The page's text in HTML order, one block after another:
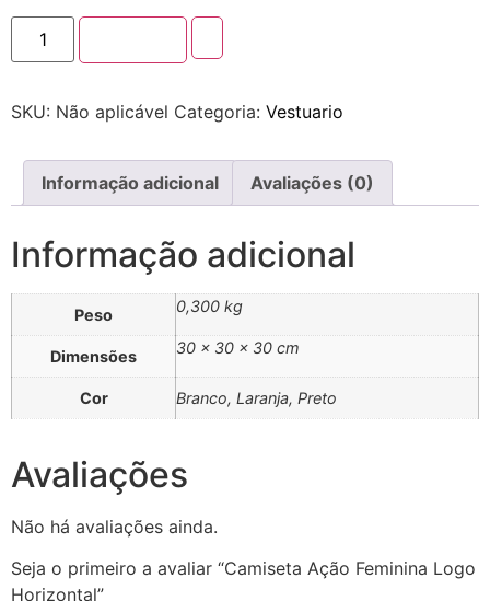
SKU: Não aplicável Categoria: Vestuario
Informação adicional Avaliações (0)
Informação adicional
Peso 0,300 kg
Dimensões 30 × 30 × 30 cm
Cor Branco, Laranja, Preto
Avaliações
Não há avaliações ainda.
Seja o primeiro a avaliar “Camiseta Ação Feminina Logo
Horizontal”